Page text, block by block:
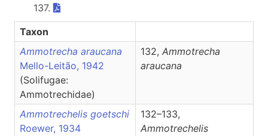
137.
Taxon
Ammotrecha araucana
Mello-Leitão, 1942
(Solifugae:
Ammotrechidae)
132, Ammotrecha
araucana
Ammotrechelis goetschi
Roewer, 1934
132–133,
Ammotrechelis